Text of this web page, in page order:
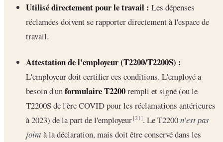
Utilisé directement pour le travail : Les dépenses
réclamées doivent se rapporter directement à l'espace de
travail.
Attestation de l'employeur (T2200/T2200S) :
L'employeur doit certifier ces conditions. L'employé a
besoin d'unformulaire T2200rempli et signé (ou le
T2200S de l'ère COVID pour les réclamations antérieures
à 2023) de la part de l'employeur[21]. Le T2200n'est pas
jointà la déclaration, mais doit être conservé dans les